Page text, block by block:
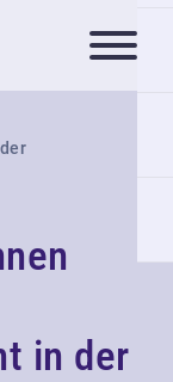
in der